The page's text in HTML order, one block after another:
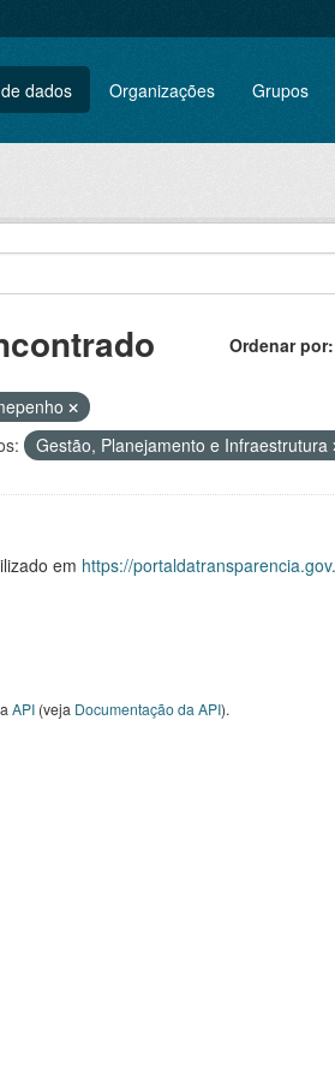
dados Organizações Grupos
Ordenar por
Gestão, Planejamento e Infraestrutura
em https://
API(veja Documentação da API).